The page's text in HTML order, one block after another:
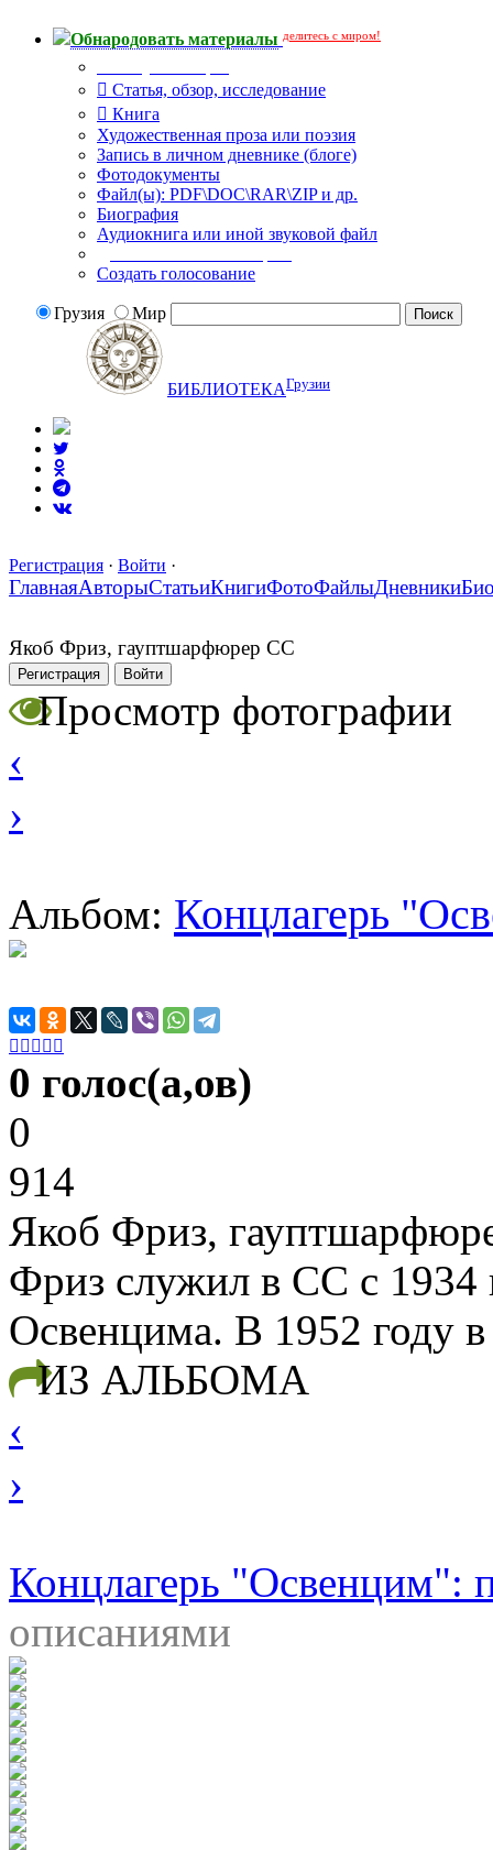
Обнародовать материалы делитесь с миром!
Статья, обзор, исследование
Книга
Художественная проза или поэзия
Запись в личном дневнике (блоге)
Фотодокументы
Файл(ы): PDF\DOC\RAR\ZIP и др.
Биография
Аудиокнига или иной звуковой файл
Создать голосование
Грузия Мир
БИБЛИОТЕКАГрузии
Регистрация · Войти ·
ГлавнаяАвторыСтатьиКнигиФотоФайлыДневники
Якоб Фриз, гауптшарфюрер СС
Регистрация Войти
Просмотр фотографии
‹
›
Альбом: Концлагерь
    
0 голос(а,ов)
0
914
Якоб Фриз,
Фриз служил в СС с 1934
Освенцима. В 1952 году
ИЗ АЛЬБОМА
‹
›
Концлагерь "Освенцим":
описаниями